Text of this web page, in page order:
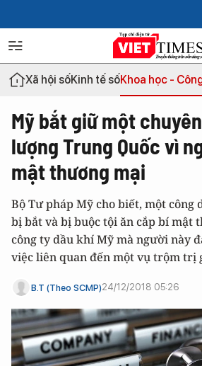
Xã hội sốKinh tế sốKhoa học -
Mỹ bắt giữ một
lượng Trung Quốc vì
mật thương mại
Bộ Tư pháp Mỹ cho biết, một công
bị bắt và bị buộc tội ăn cắp bí mật
công ty dầu khí Mỹ mà người này
việc liên quan đến một vụ trộm trị
B.T (Theo SCMP)24/12/2018 05:26